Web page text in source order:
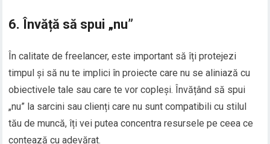
6. Învăță să spui „nu”
În calitate de freelancer, este important să îți protejezi
timpul și să nu te implici în proiecte care nu se aliniază cu
obiectivele tale sau care te vor copleși. Învățând să spui
„nu” la sarcini sau clienți care nu sunt compatibili cu stilul
tău de muncă, îți vei putea concentra resursele pe ceea ce
contează cu adevărat.